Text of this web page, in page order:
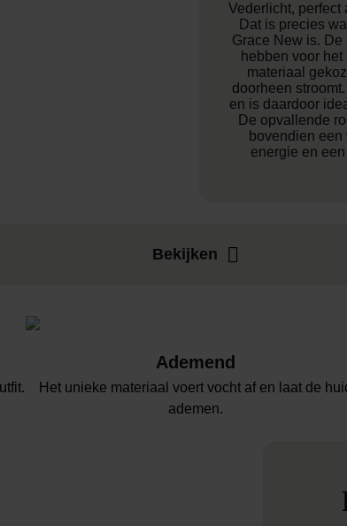
Vederlicht, perfect
Dat is precies
Grace New is.
hebben voor
materiaal
doorheen
en is daardoor
De opvallende
bovendien
energie en
Bekijken
Ademend
Het unieke materiaal voert vocht af en laat de
ademen.